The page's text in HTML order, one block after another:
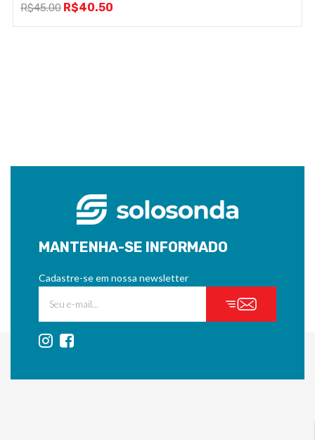
R$45.00 R$40.50
MANTENHA-SE INFORMADO
Cadastre-se em nossa newsletter